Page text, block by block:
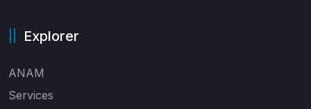
Explorer
ANAM
Services